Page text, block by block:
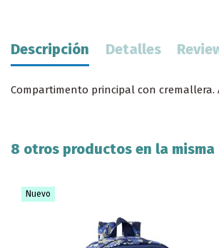
Descripción Detalles
Compartimento principal con
8 otros productos en la
Nuevo